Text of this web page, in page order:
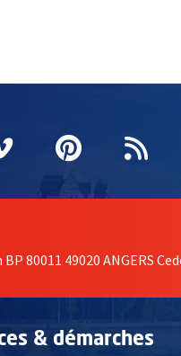
fenêtrefenêtre
une nouvelle
Vimeo
, Ouvre une
Pinterest
, Ouvre
80011 49020 ANGERS
& démarches